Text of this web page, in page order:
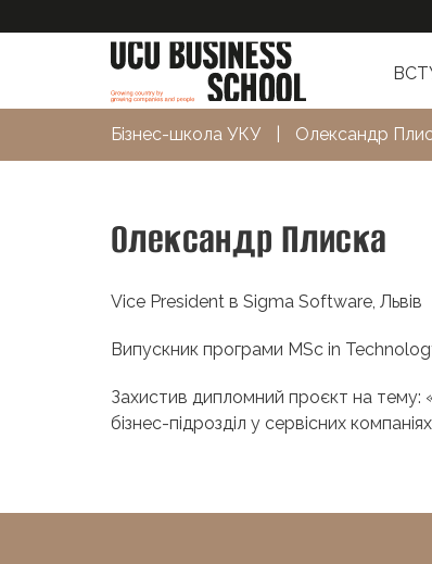
Бізнес-школа УКУ Олександр
Олександр Плиска
Vice President в Sigma Software, Львів
Випускник програми MSc in
Захистив дипломний проєкт на
бізнес-підрозділ у сервісних